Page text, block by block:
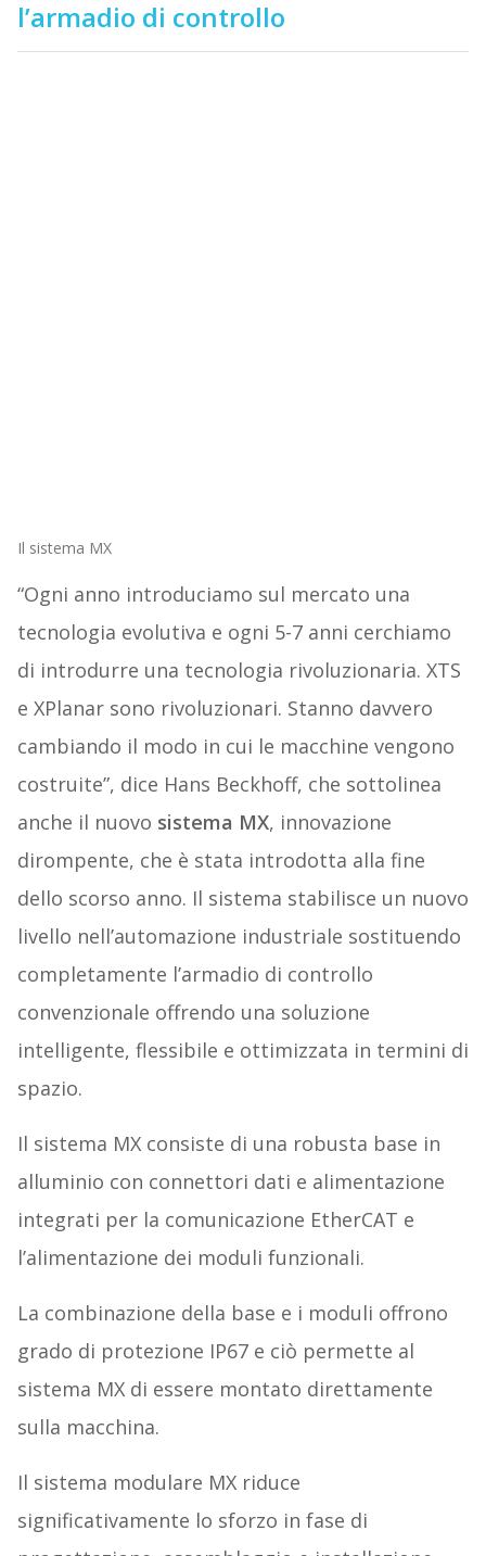
l’armadio di controllo
Il sistema MX
“Ogni anno introduciamo sul mercato una
tecnologia evolutiva e ogni 5-7 anni cerchiamo
di introdurre una tecnologia rivoluzionaria. XTS
e XPlanar sono rivoluzionari. Stanno davvero
cambiando il modo in cui le macchine vengono
costruite”, dice Hans Beckhoff, che sottolinea
anche il nuovo sistema MX, innovazione
dirompente, che è stata introdotta alla fine
dello scorso anno. Il sistema stabilisce un nuovo
livello nell’automazione industriale sostituendo
completamente l’armadio di controllo
convenzionale offrendo una soluzione
intelligente, flessibile e ottimizzata in termini di
spazio.
Il sistema MX consiste di una robusta base in
alluminio con connettori dati e alimentazione
integrati per la comunicazione EtherCAT e
l’alimentazione dei moduli funzionali.
La combinazione della base e i moduli offrono
grado di protezione IP67 e ciò permette al
sistema MX di essere montato direttamente
sulla macchina.
Il sistema modulare MX riduce
significativamente lo sforzo in fase di